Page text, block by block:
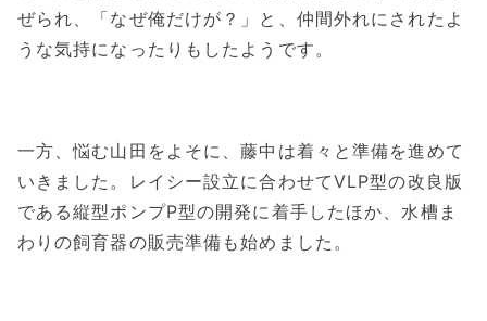
ぜられ、「なぜ俺だけが？」と、仲間外れにされたよ
うな気持になったりもしたようです。
一方、悩む山田をよそに、藤中は着々と準備を進めて
いきました。レイシー設立に合わせてVLP型の改良版
である縦型ポンプP型の開発に着手したほか、水槽ま
わりの飼育器の販売準備も始めました。